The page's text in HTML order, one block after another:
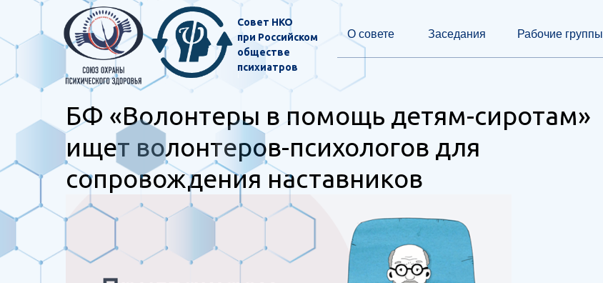
О совете Заседания Рабочие группы
Совет НКО
при Российском
обществе
психиатров
БФ «Волонтеры в помощь детям-сиротам»
ищет волонтеров-психологов для
сопровождения наставников